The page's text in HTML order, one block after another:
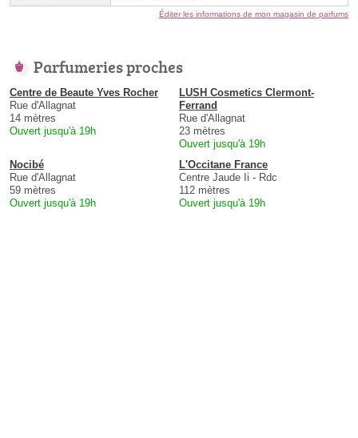
Éditer les informations de mon magasin de parfums
Parfumeries proches
Centre de Beaute Yves Rocher
Rue d'Allagnat
14 mètres
Ouvert jusqu'à 19h
LUSH Cosmetics Clermont-
Ferrand
Rue d'Allagnat
23 mètres
Ouvert jusqu'à 19h
Nocibé
Rue d'Allagnat
59 mètres
Ouvert jusqu'à 19h
L'Occitane France
Centre Jaude Ii - Rdc
112 mètres
Ouvert jusqu'à 19h